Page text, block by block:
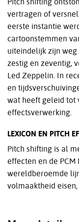
vertragen of
eerste instantie
cartoonstemmen
uiteindelijk zijn
zestig en zeventig,
Led Zeppelin. In
en
wat heeft geleid tot
effectsverwerking.
LEXICON EN PITCH
Pitch shifting is al
effecten en de
wereldberoemde
volmaaktheid